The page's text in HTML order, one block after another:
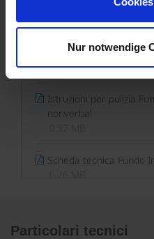
Nur notwendige
Plus, Plano, Integro
1.76 MB
Istruzioni per pulizia
nonverbal
Scheda tecnica Fundo
Particolari tecnici